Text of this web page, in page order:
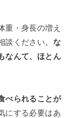
重・身長の増え
ください。 な
なんて、ほとん
べられることが
にする必要はあ